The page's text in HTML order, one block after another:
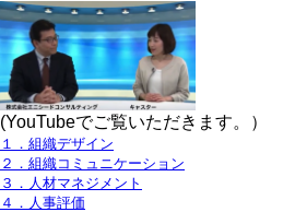
(YouTubeでご覧いただきます。）
１．組織デザイン
２．組織コミュニケーション
３．人材マネジメント
４．人事評価